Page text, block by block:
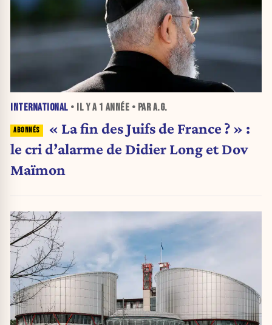
INTERNATIONAL • IL Y A 1 ANNÉE • PAR A.G.
« La fin des Juifs de France ? » :
le cri d’alarme de Didier Long et Dov
Maïmon